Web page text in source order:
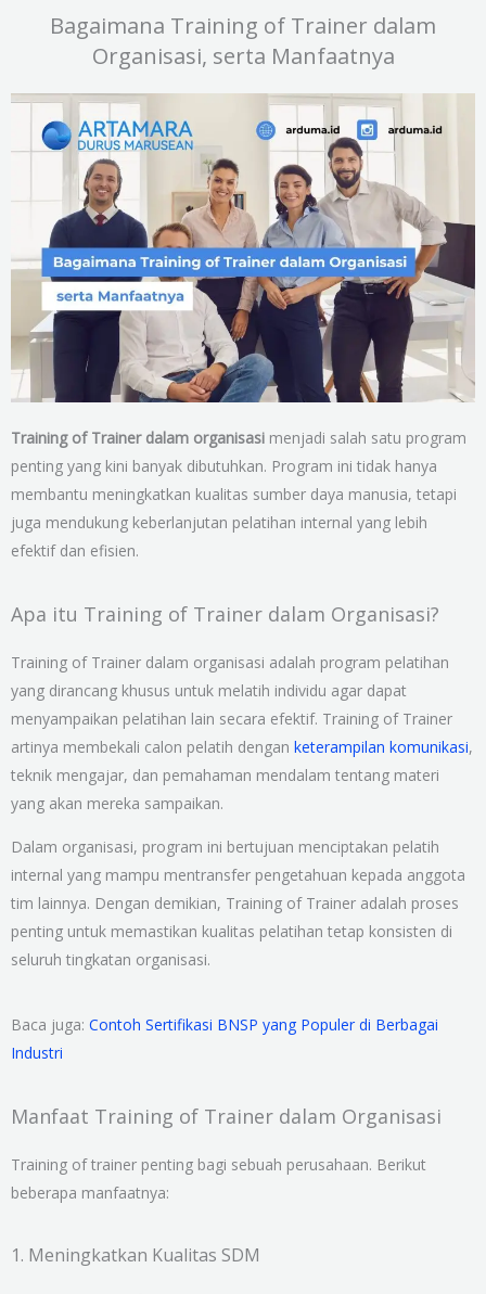
Bagaimana Training of Trainer dalam
Organisasi, serta Manfaatnya
Training of Trainer dalam organisasi menjadi salah satu program
penting yang kini banyak dibutuhkan. Program ini tidak hanya
membantu meningkatkan kualitas sumber daya manusia, tetapi
juga mendukung keberlanjutan pelatihan internal yang lebih
efektif dan efisien.
Apa itu Training of Trainer dalam Organisasi?
Training of Trainer dalam organisasi adalah program pelatihan
yang dirancang khusus untuk melatih individu agar dapat
menyampaikan pelatihan lain secara efektif. Training of Trainer
artinya membekali calon pelatih dengan keterampilan komunikasi,
teknik mengajar, dan pemahaman mendalam tentang materi
yang akan mereka sampaikan.
Dalam organisasi, program ini bertujuan menciptakan pelatih
internal yang mampu mentransfer pengetahuan kepada anggota
tim lainnya. Dengan demikian, Training of Trainer adalah proses
penting untuk memastikan kualitas pelatihan tetap konsisten di
seluruh tingkatan organisasi.
Baca juga: Contoh Sertifikasi BNSP yang Populer di Berbagai
Industri
Manfaat Training of Trainer dalam Organisasi
Training of trainer penting bagi sebuah perusahaan. Berikut
beberapa manfaatnya:
1. Meningkatkan Kualitas SDM